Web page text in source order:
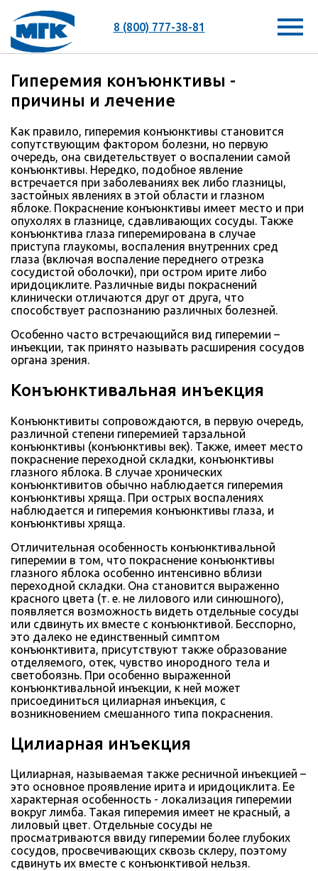
8 (800) 777-38-81
Гиперемия конъюнктивы -
причины и лечение
Как правило, гиперемия конъюнктивы становится
сопутствующим фактором болезни, но первую
очередь, она свидетельствует о воспалении самой
конъюнктивы. Нередко, подобное явление
встречается при заболеваниях век либо глазницы,
застойных явлениях в этой области и глазном
яблоке. Покраснение конъюнктивы имеет место и при
опухолях в глазнице, сдавливающих сосуды. Также
конъюнктива глаза гиперемирована в случае
приступа глаукомы, воспаления внутренних сред
глаза (включая воспаление переднего отрезка
сосудистой оболочки), при остром ирите либо
иридоциклите. Различные виды покраснений
клинически отличаются друг от друга, что
способствует распознанию различных болезней.
Особенно часто встречающийся вид гиперемии –
инъекции, так принято называть расширения сосудов
органа зрения.
Конъюнктивальная инъекция
Конъюнктивиты сопровождаются, в первую очередь,
различной степени гиперемией тарзальной
конъюнктивы (конъюнктивы век). Также, имеет место
покраснение переходной складки, конъюнктивы
глазного яблока. В случае хронических
конъюнктивитов обычно наблюдается гиперемия
конъюнктивы хряща. При острых воспалениях
наблюдается и гиперемия конъюнктивы глаза, и
конъюнктивы хряща.
Отличительная особенность конъюнктивальной
гиперемии в том, что покраснение конъюнктивы
глазного яблока особенно интенсивно вблизи
переходной складки. Она становится выраженно
красного цвета (т. е. не лилового или синюшного),
появляется возможность видеть отдельные сосуды
или сдвинуть их вместе с конъюнктивой. Бесспорно,
это далеко не единственный симптом
конъюнктивита, присутствуют также образование
отделяемого, отек, чувство инородного тела и
светобоязнь. При особенно выраженной
конъюнктивальной инъекции, к ней может
присоединиться цилиарная инъекция, с
возникновением смешанного типа покраснения.
Цилиарная инъекция
Цилиарная, называемая также ресничной инъекцией –
это основное проявление ирита и иридоциклита. Ее
характерная особенность - локализация гиперемии
вокруг лимба. Такая гиперемия имеет не красный, а
лиловый цвет. Отдельные сосуды не
просматриваются ввиду гиперемии более глубоких
сосудов, просвечивающих сквозь склеру, поэтому
сдвинуть их вместе с конъюнктивой нельзя.